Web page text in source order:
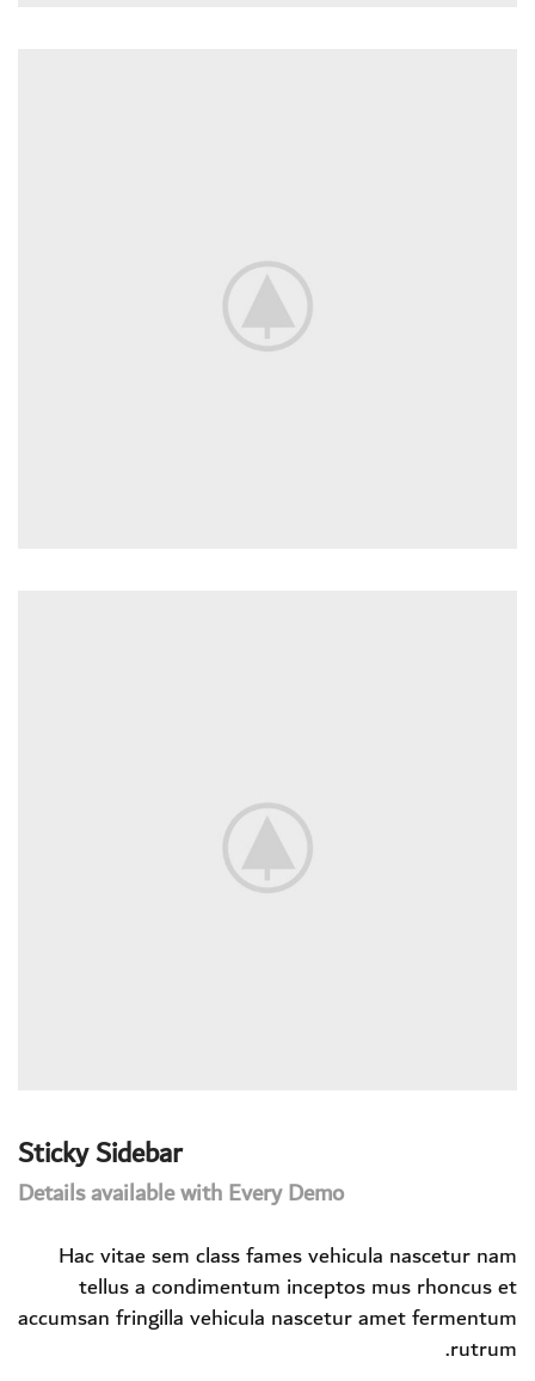
Sticky Sidebar
Details available with Every Demo
Hac vitae sem class fames vehicula nascetur nam
tellus a condimentum inceptos mus rhoncus et
accumsan fringilla vehicula nascetur amet fermentum
rutrum.